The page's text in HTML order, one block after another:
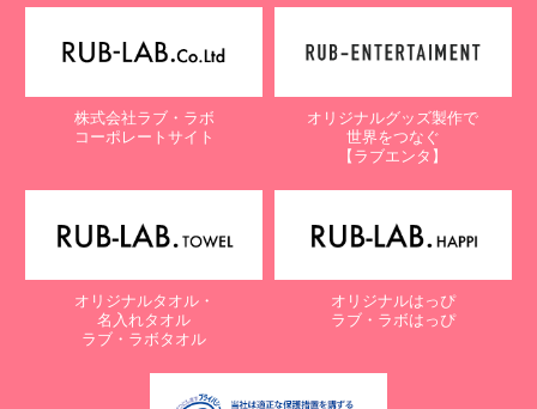
株式会社ラブ・ラボ
コーポレートサイト
オリジナルグッズ製作で
世界をつなぐ
【ラブエンタ】
オリジナルタオル・
名入れタオル
ラブ・ラボタオル
オリジナルはっぴ
ラブ・ラボはっぴ